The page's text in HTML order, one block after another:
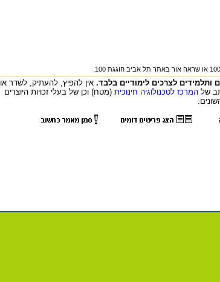
לצרכים לימודיים בלבד. אין להפיץ, להעתיק, לשדר או
של המרכז לטכנולוגיה חינוכית (מטח) וכן של בעלי זכויות היוצרים